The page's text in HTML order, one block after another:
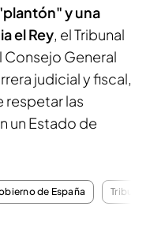
y una
el Rey, el Tribunal
Consejo General
judicial y fiscal,
respetar las
un Estado de
de España